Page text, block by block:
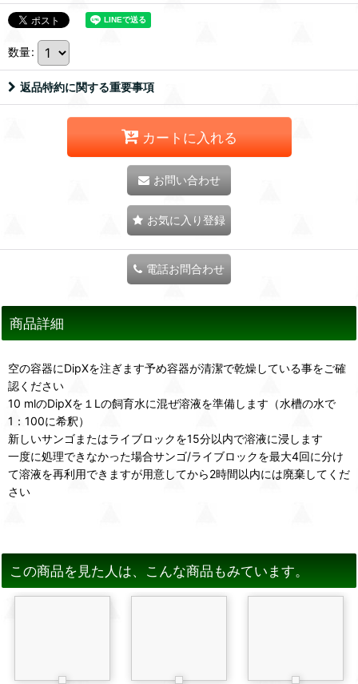
数量:
返品特約に関する重要事項
カートに入れる
お問い合わせ
お気に入り登録
電話お問合わせ
商品詳細
空の容器にDipXを注ぎます予め容器が清潔で乾燥している事をご確
認ください
10 mlのDipXを１Lの飼育水に混ぜ溶液を準備します（水槽の水で
1：100に希釈）
新しいサンゴまたはライブロックを15分以内で溶液に浸します
一度に処理できなかった場合サンゴ/ライブロックを最大4回に分け
て溶液を再利用できますが用意してから2時間以内には廃棄してくだ
さい
この商品を見た人は、こんな商品もみています。